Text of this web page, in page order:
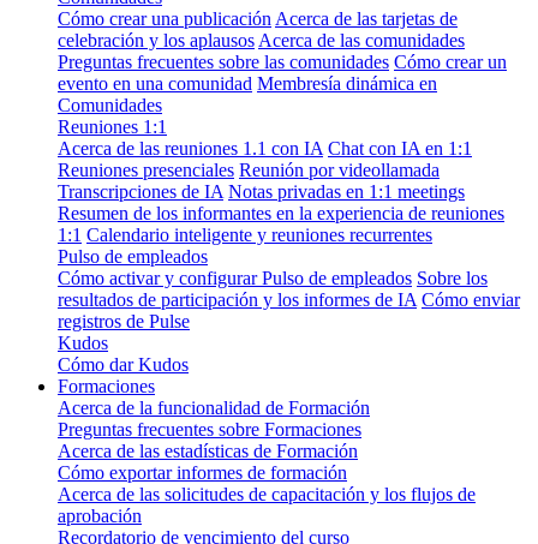
Cómo crear una publicación Acerca de las tarjetas de
celebración y los aplausos Acerca de las comunidades
Preguntas frecuentes sobre las comunidades Cómo crear un
evento en una comunidad Membresía dinámica en
Comunidades
Reuniones 1:1
Acerca de las reuniones 1.1 con IA Chat con IA en 1:1
Reuniones presenciales Reunión por videollamada
Transcripciones de IA Notas privadas en 1:1 meetings
Resumen de los informantes en la experiencia de reuniones
1:1 Calendario inteligente y reuniones recurrentes
Pulso de empleados
Cómo activar y configurar Pulso de empleados Sobre los
resultados de participación y los informes de IA Cómo enviar
registros de Pulse
Kudos
Cómo dar Kudos
Formaciones
Acerca de la funcionalidad de Formación
Preguntas frecuentes sobre Formaciones
Acerca de las estadísticas de Formación
Cómo exportar informes de formación
Acerca de las solicitudes de capacitación y los flujos de
aprobación
Recordatorio de vencimiento del curso